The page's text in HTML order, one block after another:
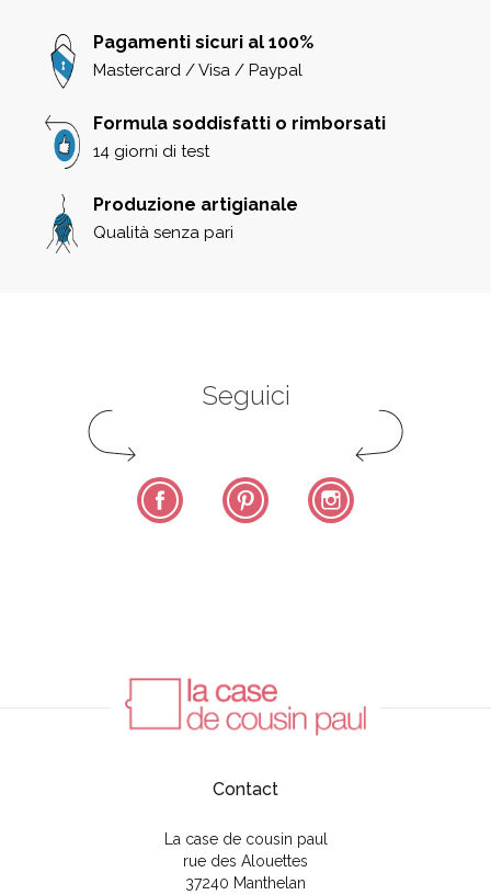
Pagamenti sicuri al 100%
Mastercard / Visa / Paypal
Formula soddisfatti o rimborsati
14 giorni di test
Produzione artigianale
Qualità senza pari
Seguici
Facebook Pinterest
Contact
La case de cousin paul
rue des Alouettes
37240 Manthelan